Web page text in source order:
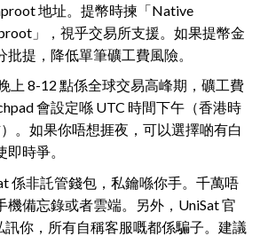
地址。提幣時揀「Native
」，視乎交易所支援。如果提幣金
提，降低單筆礦工費風險。
上 8-12 點係全球交易高峰期，礦工費
會設定喺 UTC 時間下午（香港時
。如果你唔想捱夜，可以選擇啲有白
時爭。
係非託管錢包，私鑰喺你手。千萬唔
機備忘錄或者雲端。另外，UniSat 官
訊你，所有自稱客服嘅都係騙子。建議